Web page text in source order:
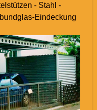
- Stahl -
Eindeckung